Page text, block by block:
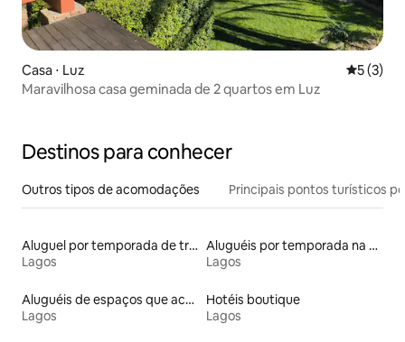
Casa ⋅ Luz 5 de
5 (3)
Maravilhosa casa geminada de 2 quartos em Luz
Destinos para conhecer
Outros tipos de acomodações Principais pontos turísticos
Aluguel por temporada de trailers
Lagos
Aluguéis por temporada na orla
Lagos
Aluguéis de espaços que aceitam animais de estimação
Lagos
Hotéis boutique
Lagos